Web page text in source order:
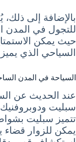
بالإضافة إلى ذلك،
للتجول في المدن
حيث يمكن
السياحي الذي
السياحة في المدن
عند الحديث عن
سبليت
تتميز سبليت
يمكن للزوار